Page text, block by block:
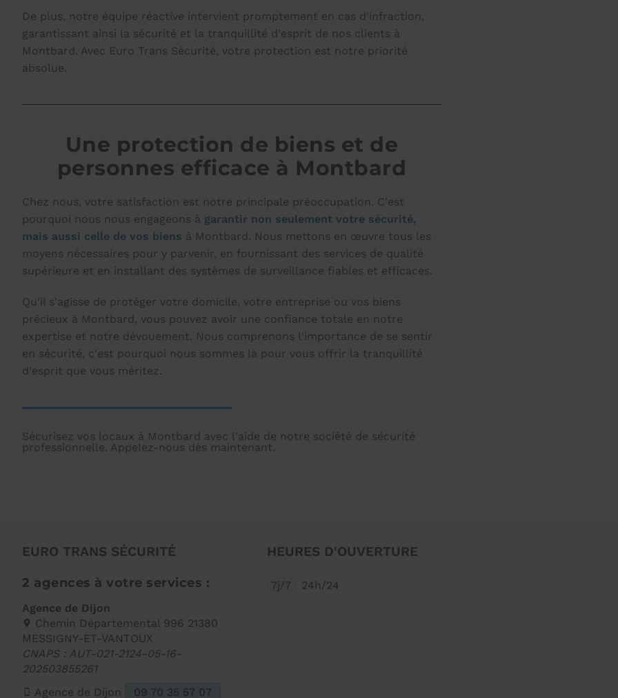
De plus, notre équipe réactive intervient promptement en cas d'infraction,
garantissant ainsi la sécurité et la tranquillité d'esprit de nos clients à
Montbard. Avec Euro Trans Sécurité, votre protection est notre priorité
absolue.
Une protection de biens et de
personnes efficace à Montbard
Chez nous, votre satisfaction est notre principale préoccupation. C'est
pourquoi nous nous engageons à garantir non seulement votre sécurité,
mais aussi celle de vos biens à Montbard. Nous mettons en œuvre tous les
moyens nécessaires pour y parvenir, en fournissant des services de qualité
supérieure et en installant des systèmes de surveillance fiables et efficaces.
Qu'il s'agisse de protéger votre domicile, votre entreprise ou vos biens
précieux à Montbard, vous pouvez avoir une confiance totale en notre
expertise et notre dévouement. Nous comprenons l'importance de se sentir
en sécurité, c'est pourquoi nous sommes là pour vous offrir la tranquillité
d'esprit que vous méritez.
Sécurisez vos locaux à Montbard avec l'aide de notre société de sécurité
professionnelle. Appelez-nous dès maintenant.
EURO TRANS SÉCURITÉ
2 agences à votre services :
Agence de Dijon
Chemin Départemental 996 21380
MESSIGNY-ET-VANTOUX
CNAPS : AUT-021-2124-05-16-
202503855261
Agence de Dijon
09 70 35 57 07
HEURES D'OUVERTURE
7j/7 24h/24